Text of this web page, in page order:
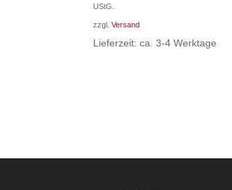
330,00 €
UStG.
zzgl. Versand
Lieferzeit: ca. 3-4 Werktage